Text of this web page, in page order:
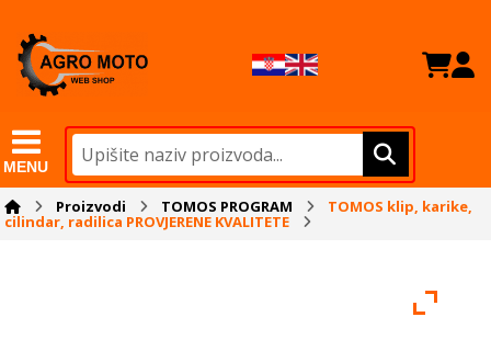
MENU
Proizvodi TOMOS PROGRAM TOMOS klip, karike,
cilindar, radilica PROVJERENE KVALITETE